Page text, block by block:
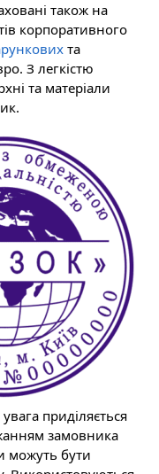
також на
корпоративного
та
З легкістю
та матеріали
приділяється
замовника
можуть бути